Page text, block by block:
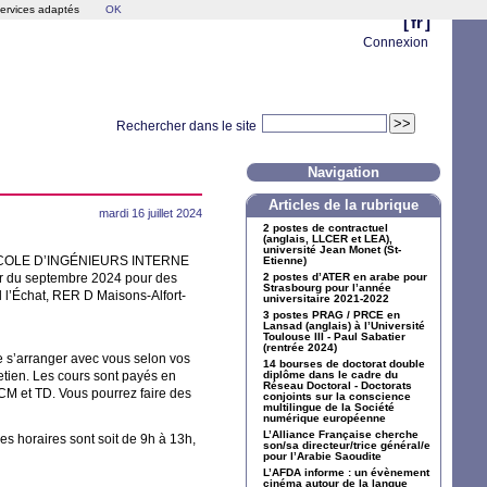
[ fr ]
Connexion
Rechercher dans le site
mardi 16 juillet 2024
D’ INGÉNIEURS INTERNE
du septembre 2024 pour des
RER D Maisons-Alfort-
avec vous selon vos
Les cours sont payés en
etTD. Vous pourrez faire des
horaires sont soit de 9h à 13h,
Navigation
Articles de la rubrique
2 postes de contractuel
(anglais, LLCER etLEA),
université Jean Monet (St-
Etienne)
2 postes d’ATER en arabe pour
Strasbourg pour l’année
universitaire 2021-2022
3 postes PRAG / PRCE en
Lansad (anglais) à l’Université
Toulouse III - Paul Sabatier
(rentrée 2024)
14 bourses de doctorat double
diplôme dans le cadre du
Réseau Doctoral - Doctorats
conjoints sur la conscience
multilingue de la Société
numérique européenne
L’Alliance Française cherche
son/sa directeur/trice général/e
pour l’Arabie Saoudite
L’AFDA informe : un évènement
cinéma autour de la langue
adaptés OK